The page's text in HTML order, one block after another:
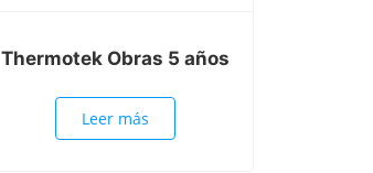
Thermotek Obras 5 años
Leer más